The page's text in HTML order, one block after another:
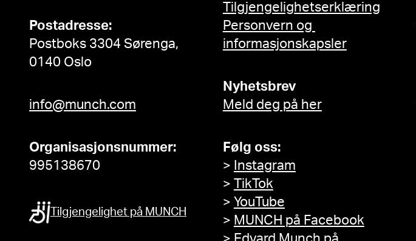
Postadresse:
Postboks 3304 Sørenga,
0140 Oslo
info@munch.com
Organisasjonsnummer:
995138670
Tilgjengelighet på MUNCH
Tilgjengelighetserklæring
Personvern og
informasjonskapsler
Nyhetsbrev
Meld deg på her
Følg oss:
> Instagram
> TikTok
> YouTube
> MUNCH på Facebook